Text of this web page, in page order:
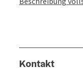
Kontakt